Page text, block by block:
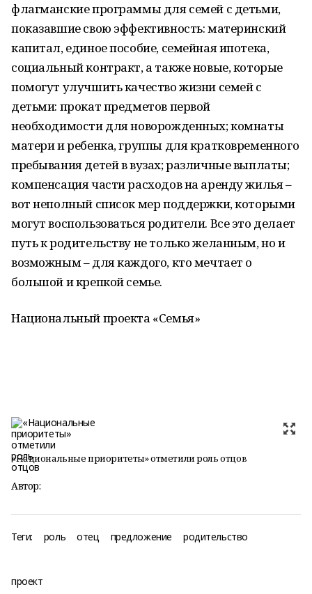
флагманские программы для семей с детьми,
показавшие свою эффективность: материнский
капитал, единое пособие, семейная ипотека,
социальный контракт, а также новые, которые
помогут улучшить качество жизни семей с
детьми: прокат предметов первой
необходимости для новорожденных; комнаты
матери и ребенка, группы для кратковременного
пребывания детей в вузах; различные выплаты;
компенсация части расходов на аренду жилья –
вот неполный список мер поддержки, которыми
могут воспользоваться родители. Все это делает
путь к родительству не только желанным, но и
возможным – для каждого, кто мечтает о
большой и крепкой семье.
Национальный проекта «Семья»
«Национальные приоритеты» отметили роль отцов
Автор:
Теги: роль отец предложение родительство
проект